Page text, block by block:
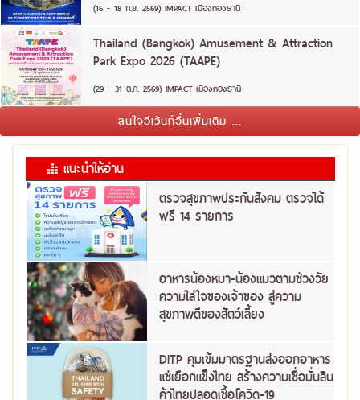
(16 - 18 ก.ย. 2569) IMPACT เมืองทองธานี
Thailand (Bangkok) Amusement & Attraction
Park Expo 2026 (TAAPE)
(29 - 31 ต.ค. 2569) IMPACT เมืองทองธานี
สนใจอีเว้นท์อื่นเพิ่มเติม ...
แนะนำให้อ่าน
ตรวจสุขภาพประกันสังคม ตรวจได้
ฟรี 14 รายการ
อาหารน้องหมา-น้องแมวตามช่วงวัย
ความใส่ใจของเจ้าของ สู่ความ
สุขภาพดีของสัตว์เลี้ยง
DITP คุมเข้มมาตรฐานส่งออกอาหาร
แช่เยือกแข็งไทย สร้างความเชื่อมั่นสิน
ค้าไทยปลอดเชื้อโควิด-19